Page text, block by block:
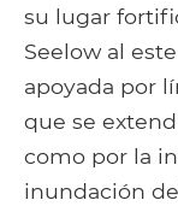
su lugar
Seelow al
apoyada por
que se
como por la
inundación